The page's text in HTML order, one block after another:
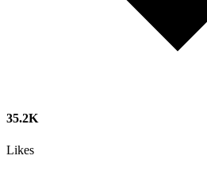
35.2K
Likes